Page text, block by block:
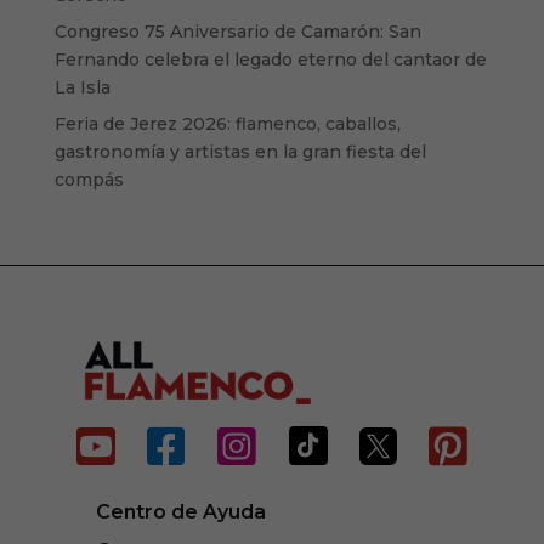
Congreso 75 Aniversario de Camarón: San
Fernando celebra el legado eterno del cantaor de
La Isla
Feria de Jerez 2026: flamenco, caballos,
gastronomía y artistas en la gran fiesta del
compás
     
Centro de Ayuda